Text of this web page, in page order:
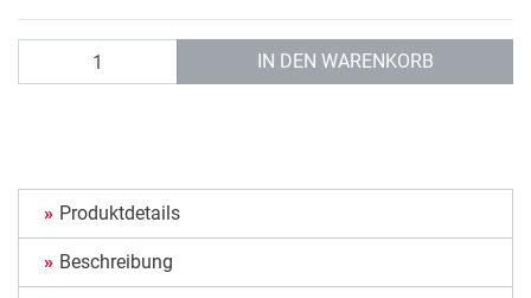
IN DEN WARENKORB
Produktdetails
Beschreibung